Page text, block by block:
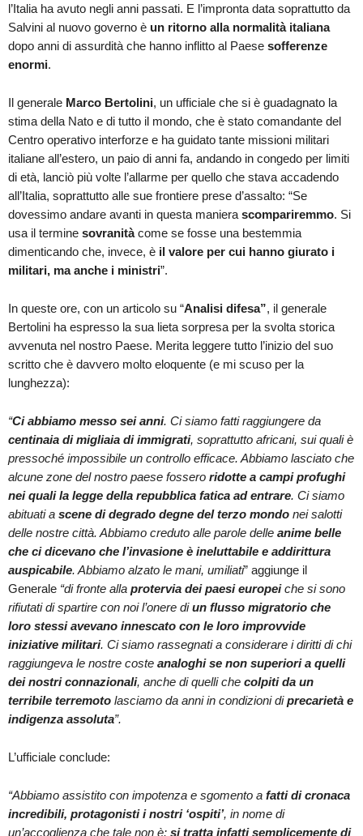
l’Italia ha avuto negli anni passati. E l’impronta data soprattutto da
Salvini al nuovo governo è un ritorno alla normalità italiana
dopo anni di assurdità che hanno inflitto al Paese sofferenze
enormi.
Il generale Marco Bertolini, un ufficiale che si è guadagnato la
stima della Nato e di tutto il mondo, che è stato comandante del
Centro operativo interforze e ha guidato tante missioni militari
italiane all’estero, un paio di anni fa, andando in congedo per limiti
di età, lanciò più volte l’allarme per quello che stava accadendo
all’Italia, soprattutto alle sue frontiere prese d’assalto: “Se
dovessimo andare avanti in questa maniera scompariremmo. Si
usa il termine sovranitàcome se fosse una bestemmia
dimenticando che, invece, è il valore per cui hanno giurato i
militari, ma anche i ministri”.
In queste ore, con un articolo su “Analisi difesa”, il generale
Bertolini ha espresso la sua lieta sorpresa per la svolta storica
avvenuta nel nostro Paese. Merita leggere tutto l’inizio del suo
scritto che è davvero molto eloquente (e mi scuso per la
lunghezza):
“Ci abbiamo messo sei anni. Ci siamo fatti raggiungere da
centinaia di migliaia di immigrati, soprattutto africani, sui quali è
pressoché impossibile un controllo efficace. Abbiamo lasciato che
alcune zone del nostro paese fossero ridotte a campi profughi
nei quali la legge della repubblica fatica ad entrare. Ci siamo
abituati a scene di degrado degne del terzo mondo nei salotti
delle nostre città. Abbiamo creduto alle parole delle anime belle
che ci dicevano che l’invasione è ineluttabile e addirittura
auspicabile. Abbiamo alzato le mani, umiliati” aggiunge il
Generale “di fronte alla protervia dei paesi europeiche si sono
rifiutati di spartire con noi l’onere diun flusso migratorio che
loro stessi avevano innescato con le loro improvvide
iniziative militari. Ci siamo rassegnati a considerare i diritti di chi
raggiungeva le nostre coste analoghi se non superiori a quelli
dei nostri connazionali, anche di quelli che colpiti da un
terribile terremoto lasciamo da anni in condizioni diprecarietà e
indigenza assoluta”.
L’ufficiale conclude:
“Abbiamo assistito con impotenza e sgomento a fatti di cronaca
incredibili, protagonisti i nostri ‘ospiti’, in nome di
un’accoglienza che tale non è: si tratta infatti semplicemente di